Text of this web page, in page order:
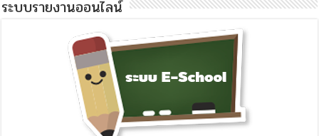
ระบบรายงานออนไลน์